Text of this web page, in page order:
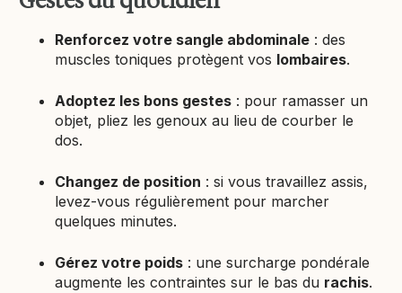
Renforcez votre sangle abdominale : des
muscles toniques protègent vos lombaires.
Adoptez les bons gestes : pour ramasser un
objet, pliez les genoux au lieu de courber le
dos.
Changez de position : si vous travaillez assis,
levez-vous régulièrement pour marcher
quelques minutes.
Gérez votre poids : une surcharge pondérale
augmente les contraintes sur le bas du rachis.